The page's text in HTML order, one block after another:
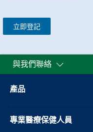
立即登記
與我們聯絡
產品
專業醫療保健人員